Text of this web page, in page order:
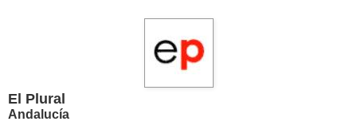
El Plural
Andalucía